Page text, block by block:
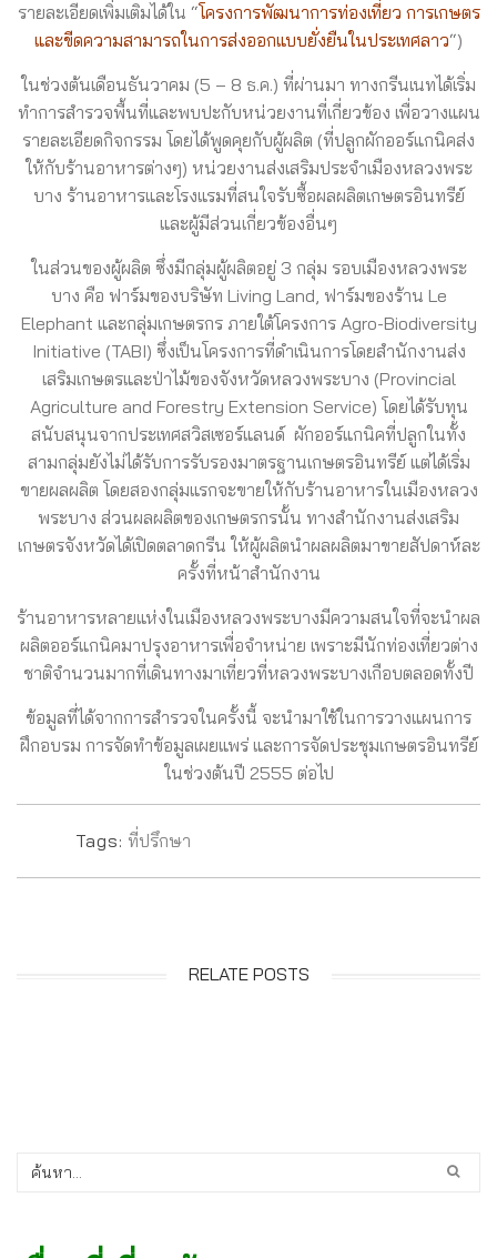
รายละเอียดเพิ่มเติมได้ใน “โครงการพัฒนาการท่องเที่ยว การเกษตร
และขีดความสามารถในการส่งออกแบบยั่งยืนในประเทศลาว“)
ในช่วงต้นเดือนธันวาคม (5 – 8 ธ.ค.) ที่ผ่านมา ทางกรีนเนทได้เริ่ม
ทำการสำรวจพื้นที่และพบปะกับหน่วยงานที่เกี่ยวข้อง เพื่อวางแผน
รายละเอียดกิจกรรม โดยได้พูดคุยกับผู้ผลิต (ที่ปลูกผักออร์แกนิคส่ง
ให้กับร้านอาหารต่างๆ) หน่วยงานส่งเสริมประจำเมืองหลวงพระ
บาง ร้านอาหารและโรงแรมที่สนใจรับซื้อผลผลิตเกษตรอินทรีย์
และผู้มีส่วนเกี่ยวข้องอื่นๆ
ในส่วนของผู้ผลิต ซึ่งมีกลุ่มผู้ผลิตอยู่ 3 กลุ่ม รอบเมืองหลวงพระ
บาง คือ ฟาร์มของบริษัท Living Land, ฟาร์มของร้าน Le
Elephant และกลุ่มเกษตรกร ภายใต้โครงการ Agro-Biodiversity
Initiative (TABI) ซึ่งเป็นโครงการที่ดำเนินการโดยสำนักงานส่ง
เสริมเกษตรและป่าไม้ของจังหวัดหลวงพระบาง (Provincial
Agriculture and Forestry Extension Service) โดยได้รับทุน
สนับสนุนจากประเทศสวิสเซอร์แลนด์ ผักออร์แกนิคที่ปลูกในทั้ง
สามกลุ่มยังไม่ได้รับการรับรองมาตรฐานเกษตรอินทรีย์ แต่ได้เริ่ม
ขายผลผลิต โดยสองกลุ่มแรกจะขายให้กับร้านอาหารในเมืองหลวง
พระบาง ส่วนผลผลิตของเกษตรกรนั้น ทางสำนักงานส่งเสริม
เกษตรจังหวัดได้เปิดตลาดกรีน ให้ผู้ผลิตนำผลผลิตมาขายสัปดาห์ละ
ครั้งที่หน้าสำนักงาน
ร้านอาหารหลายแห่งในเมืองหลวงพระบางมีความสนใจที่จะนำผล
ผลิตออร์แกนิคมาปรุงอาหารเพื่อจำหน่าย เพราะมีนักท่องเที่ยวต่าง
ชาติจำนวนมากที่เดินทางมาเที่ยวที่หลวงพระบางเกือบตลอดทั้งปี
ข้อมูลที่ได้จากการสำรวจในครั้งนี้ จะนำมาใช้ในการวางแผนการ
ฝึกอบรม การจัดทำข้อมูลเผยแพร่ และการจัดประชุมเกษตรอินทรีย์
ในช่วงต้นปี 2555 ต่อไป
Tags: ที่ปรึกษา
RELATE POSTS